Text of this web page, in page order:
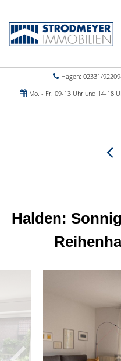
Hagen: 02331/
Mo. - Fr. 09-13 Uhr und 14-18
Halden: